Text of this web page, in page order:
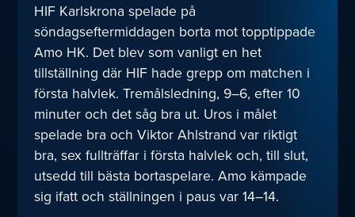
HIF Karlskrona spelade på
söndagseftermiddagen borta mot topptippade
Amo HK. Det blev som vanligt en het
tillställning där HIF hade grepp om matchen i
första halvlek. Tremålsledning, 9–6, efter 10
minuter och det såg bra ut. Uros i målet
spelade bra och Viktor Ahlstrand var riktigt
bra, sex fullträffar i första halvlek och, till slut,
utsedd till bästa bortaspelare. Amo kämpade
sig ifatt och ställningen i paus var 14–14.